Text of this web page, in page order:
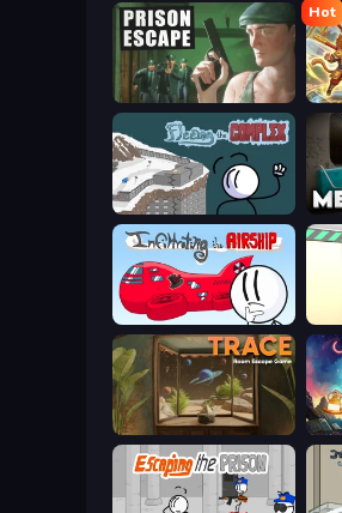
Prison Escape
Hot
Fleeing the Complex
Infiltrating the Airship
TRACE